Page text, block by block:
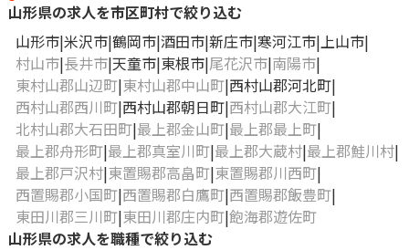
山形県の求人を市区町村で絞り込む
山形市 米沢市 鶴岡市 酒田市 新庄市 寒河江市 上山市
村山市 長井市 天童市 東根市 尾花沢市 南陽市
東村山郡山辺町 東村山郡中山町 西村山郡河北町
西村山郡西川町 西村山郡朝日町 西村山郡大江町
北村山郡大石田町 最上郡金山町 最上郡最上町
最上郡舟形町 最上郡真室川町 最上郡大蔵村 最上郡鮭川村
最上郡戸沢村 東置賜郡高畠町 東置賜郡川西町
西置賜郡小国町 西置賜郡白鷹町 西置賜郡飯豊町
東田川郡三川町 東田川郡庄内町 飽海郡遊佐町
山形県の求人を職種で絞り込む